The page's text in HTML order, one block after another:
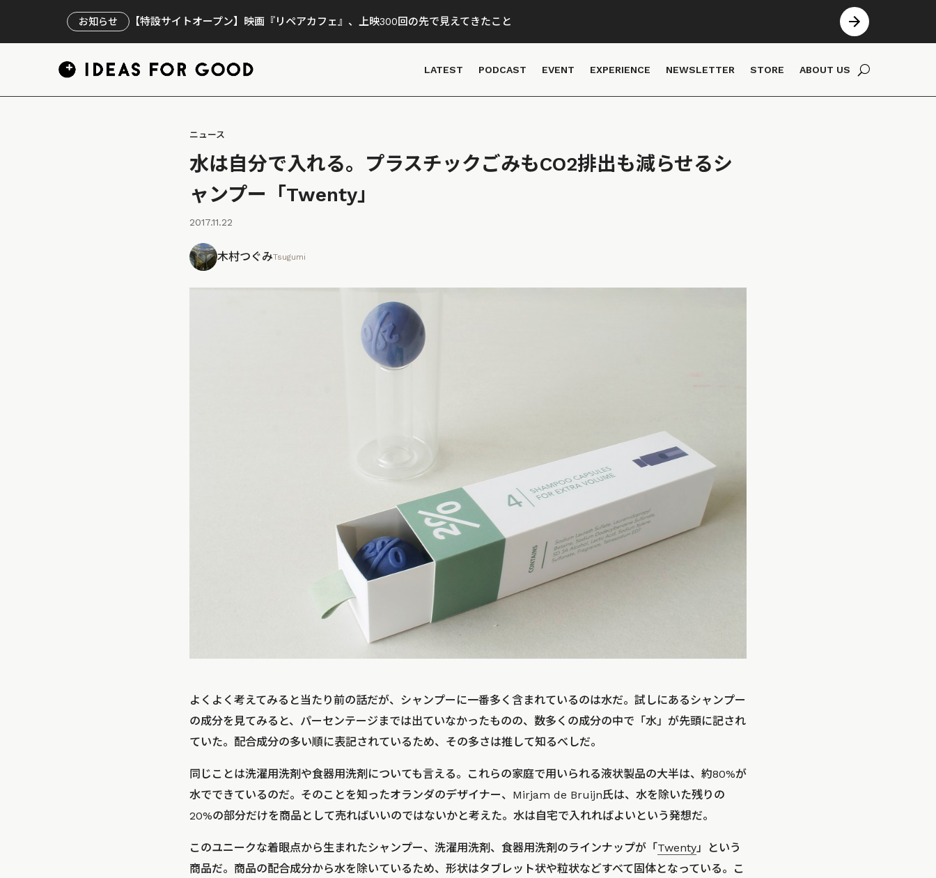
お知らせ 【特設サイトオープン】映画『リペアカフェ』、上映300回の先で見えてきたこと
LATEST PODCAST EVENT EXPERIENCE NEWSLETTER STORE ABOUT US
ニュース
水は自分で入れる。プラスチックごみもCO2排出も減らせるシ
ャンプー「Twenty」
2017.11.22
木村つぐみTsugumi
よくよく考えてみると当たり前の話だが、シャンプーに一番多く含まれているのは水だ。試しにあるシャンプー
の成分を見てみると、パーセンテージまでは出ていなかったものの、数多くの成分の中で「水」が先頭に記され
ていた。配合成分の多い順に表記されているため、その多さは推して知るべしだ。
同じことは洗濯用洗剤や食器用洗剤についても言える。これらの家庭で用いられる液状製品の大半は、約80%が
水でできているのだ。そのことを知ったオランダのデザイナー、Mirjam de Bruijn氏は、水を除いた残りの
20%の部分だけを商品として売ればいいのではないかと考えた。水は自宅で入れればよいという発想だ。
このユニークな着眼点から生まれたシャンプー、洗濯用洗剤、食器用洗剤のラインナップが「 Twenty」という
商品だ。商品の配合成分から水を除いているため、形状はタブレット状や粒状などすべて固体となっている。こ